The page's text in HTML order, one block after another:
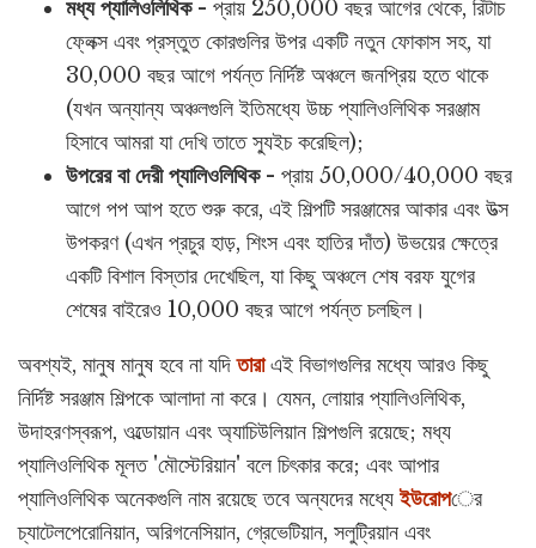
মধ্য প্যালিওলিথিক- প্রায় 250,000 বছর আগের থেকে, রিটাচ
ফ্লেক্স এবং প্রস্তুত কোরগুলির উপর একটি নতুন ফোকাস সহ, যা
30,000 বছর আগে পর্যন্ত নির্দিষ্ট অঞ্চলে জনপ্রিয় হতে থাকে
(যখন অন্যান্য অঞ্চলগুলি ইতিমধ্যে উচ্চ প্যালিওলিথিক সরঞ্জাম
হিসাবে আমরা যা দেখি তাতে স্যুইচ করেছিল);
উপরের বা দেরী প্যালিওলিথিক- প্রায় 50,000/40,000 বছর
আগে পপ আপ হতে শুরু করে, এই শিল্পটি সরঞ্জামের আকার এবং উত্স
উপকরণ (এখন প্রচুর হাড়, শিংস এবং হাতির দাঁত) উভয়ের ক্ষেত্রে
একটি বিশাল বিস্তার দেখেছিল, যা কিছু অঞ্চলে শেষ বরফ যুগের
শেষের বাইরেও 10,000 বছর আগে পর্যন্ত চলছিল।
অবশ্যই, মানুষ মানুষ হবে না যদিতারাএই বিভাগগুলির মধ্যে আরও কিছু
নির্দিষ্ট সরঞ্জাম শিল্পকে আলাদা না করে। যেমন, লোয়ার প্যালিওলিথিক,
উদাহরণস্বরূপ, ওল্ডোয়ান এবং অ্যাচিউলিয়ান শিল্পগুলি রয়েছে; মধ্য
প্যালিওলিথিক মূলত 'মৌস্টেরিয়ান' বলে চিৎকার করে; এবং আপার
প্যালিওলিথিক অনেকগুলি নাম রয়েছে তবে অন্যদের মধ্যেইউরোপের
চ্যাটেলপেরোনিয়ান, অরিগনেসিয়ান, গ্রেভেটিয়ান, সলুট্রিয়ান এবং